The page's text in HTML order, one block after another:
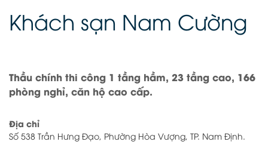
Khách sạn Nam Cường
Thầu chính thi công 1 tầng hầm, 23 tầng cao, 166
phòng nghỉ, căn hộ cao cấp.
Địa chỉ
Số 538 Trần Hưng Đạo, Phường Hòa Vượng, TP. Nam Định.